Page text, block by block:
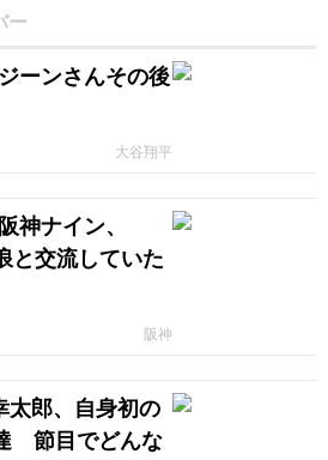
ー
ーンさんその後
大谷翔平
神ナイン、
と交流していた
阪神
太郎、自身初の
節目でどんな